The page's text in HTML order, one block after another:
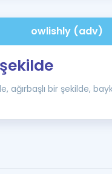
owlishly (adv)
ağırbaşlı bir şekilde,